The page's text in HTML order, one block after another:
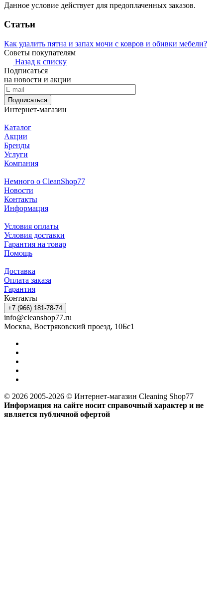
Данное условие действует для предоплаченных заказов.
Статьи
Как удалить пятна и запах мочи с ковров и обивки мебели?
Советы покупателям
Назад к списку
Подписаться
на новости и акции
Подписаться
Интернет-магазин
Каталог
Акции
Бренды
Услуги
Компания
Немного о CleanShop77
Новости
Контакты
Информация
Условия оплаты
Условия доставки
Гарантия на товар
Помощь
Доставка
Оплата заказа
Гарантия
Контакты
+7 (966) 181-78-74
info@cleanshop77.ru
Москва, Востряковский проезд, 10Бс1
© 2026 2005-2026 © Интернет-магазин Cleaning Shop77
Информация на сайте носит справочный характер и не
является публичной офертой